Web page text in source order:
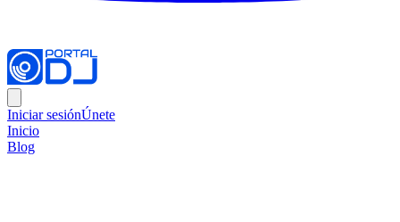
Iniciar sesiónÚnete
Inicio
Blog